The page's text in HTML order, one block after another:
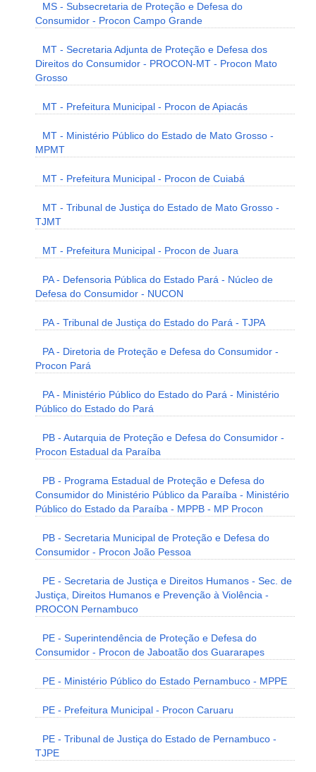
MS - Subsecretaria de Proteção e Defesa do
Consumidor - Procon Campo Grande
MT - Secretaria Adjunta de Proteção e Defesa dos
Direitos do Consumidor - PROCON-MT - Procon Mato
Grosso
MT - Prefeitura Municipal - Procon de Apiacás
MT - Ministério Público do Estado de Mato Grosso -
MPMT
MT - Prefeitura Municipal - Procon de Cuiabá
MT - Tribunal de Justiça do Estado de Mato Grosso -
TJMT
MT - Prefeitura Municipal - Procon de Juara
PA - Defensoria Pública do Estado Pará - Núcleo de
Defesa do Consumidor - NUCON
PA - Tribunal de Justiça do Estado do Pará - TJPA
PA - Diretoria de Proteção e Defesa do Consumidor -
Procon Pará
PA - Ministério Público do Estado do Pará - Ministério
Público do Estado do Pará
PB - Autarquia de Proteção e Defesa do Consumidor -
Procon Estadual da Paraíba
PB - Programa Estadual de Proteção e Defesa do
Consumidor do Ministério Público da Paraíba - Ministério
Público do Estado da Paraíba - MPPB - MP Procon
PB - Secretaria Municipal de Proteção e Defesa do
Consumidor - Procon João Pessoa
PE - Secretaria de Justiça e Direitos Humanos - Sec. de
Justiça, Direitos Humanos e Prevenção à Violência -
PROCON Pernambuco
PE - Superintendência de Proteção e Defesa do
Consumidor - Procon de Jaboatão dos Guararapes
PE - Ministério Público do Estado Pernambuco - MPPE
PE - Prefeitura Municipal - Procon Caruaru
PE - Tribunal de Justiça do Estado de Pernambuco -
TJPE